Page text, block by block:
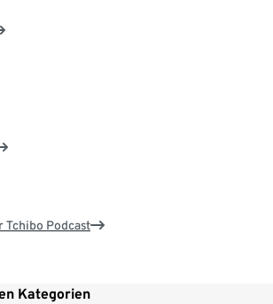
Tchibo Podcast
Kategorien